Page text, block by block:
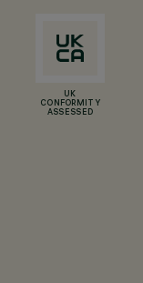
UK
CONFORMITY
ASSESSED